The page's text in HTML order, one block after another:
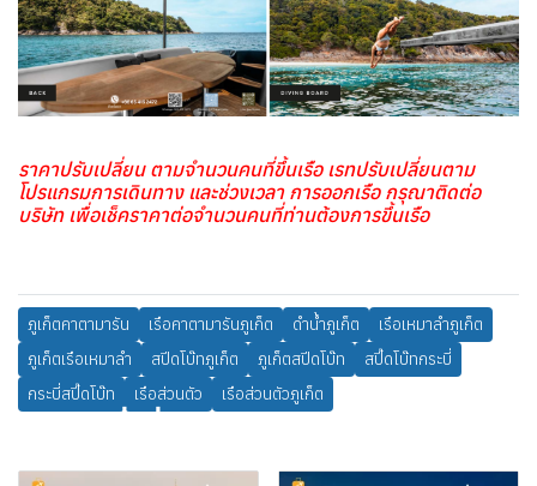
ราคาปรับเปลี่ยน ตามจำนวนคนที่ขึ้นเรือ เรทปรับเปลี่ยนตาม
โปรแกรมการเดินทาง และช่วงเวลา การออกเรือ กรุณาติดต่อ
บริษัท เพื่อเช็คราคาต่อจำนวนคนที่ท่านต้องการขึ้นเรือ
ภูเก็ตคาตามารัน เรือคาตามารันภูเก็ต ดำน้ำภูเก็ต
เรือเหมาลำภูเก็ต
ภูเก็ตเรือเหมาลำ
สปีดโบ๊ทภูเก็ต ภูเก็ตสปีดโบ๊ท
สปี๊ดโบ๊ทกระบี่
กระบี่สปี๊ดโบ๊ท
เรือส่วนตัว เรือส่วนตัวภูเก็ต